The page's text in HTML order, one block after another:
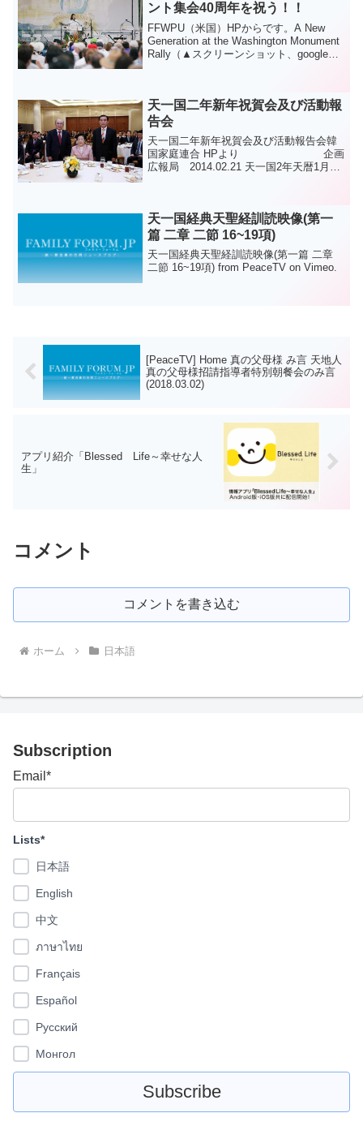
ント集会40周年を祝う！！
FFWPU（米国）HPからです。A New
Generation at the Washington Monument
Rally（▲スクリーンショット、google翻
天一国二年新年祝賀会及び活動報
告会
天一国二年新年祝賀会及び活動報告会韓
国家庭連合 HPより 企画
広報局 2014.02.21 天一国2年天暦1月21
天一国経典天聖経訓読映像(第一
篇 二章 二節 16~19項)
天一国経典天聖経訓読映像(第一篇 二章
二節 16~19項) from PeaceTV on Vimeo.
[PeaceTV] Home 真の父母様 み言 天地人
真の父母様招請指導者特別朝餐会のみ言
(2018.03.02)
アプリ紹介「Blessed Life～幸せな人
生」
コメント
コメントを書き込む
ホーム 日本語
Subscription
Email*
Lists*
日本語
English
中文
ภาษาไทย
Français
Español
Pусский
Монгол